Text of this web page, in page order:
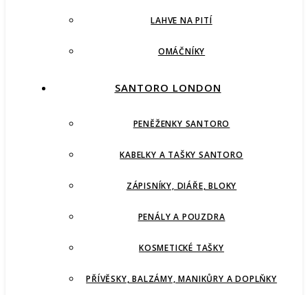
LAHVE NA PITÍ
OMÁČNÍKY
SANTORO LONDON
PENĚŽENKY SANTORO
KABELKY A TAŠKY SANTORO
ZÁPISNÍKY, DIÁŘE, BLOKY
PENÁLY A POUZDRA
KOSMETICKÉ TAŠKY
PŘÍVĚSKY, BALZÁMY, MANIKŮRY A DOPLŇKY